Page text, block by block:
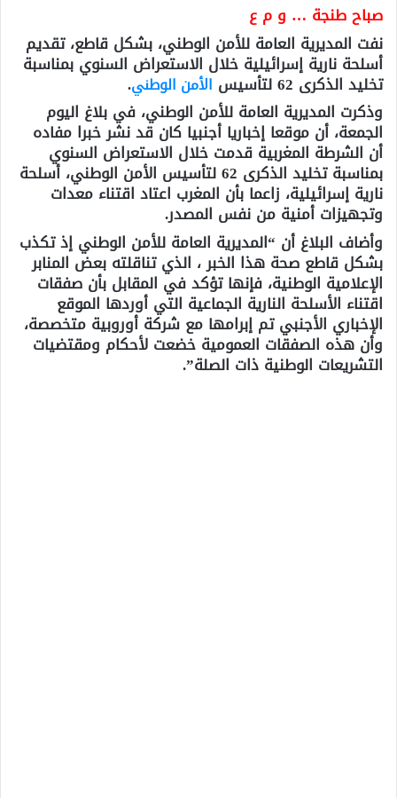
صباح طنجة … و م ع
نفت المديرية العامة للأمن الوطني، بشكل قاطع، تقديم
أسلحة نارية إسرائيلية خلال الاستعراض السنوي بمناسبة
تخليد الذكرى 62 لتأسيس الأمن الوطني.
وذكرت المديرية العامة للأمن الوطني، في بلاغ اليوم
الجمعة، أن موقعا إخباريا أجنبيا كان قد نشر خبرا مفاده
أن الشرطة المغربية قدمت خلال الاستعراض السنوي
بمناسبة تخليد الذكرى 62 لتأسيس الأمن الوطني، أسلحة
نارية إسرائيلية، زاعما بأن المغرب اعتاد اقتناء معدات
وتجهيزات أمنية من نفس المصدر.
وأضاف البلاغ أن “المديرية العامة للأمن الوطني إذ تكذب
بشكل قاطع صحة هذا الخبر ، الذي تناقلته بعض المنابر
الإعلامية الوطنية، فإنها تؤكد في المقابل بأن صفقات
اقتناء الأسلحة النارية الجماعية التي أوردها الموقع
الإخباري الأجنبي تم إبرامها مع شركة أوروبية متخصصة،
وأن هذه الصفقات العمومية خضعت لأحكام ومقتضيات
التشريعات الوطنية ذات الصلة”.